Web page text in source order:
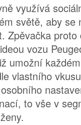
využívá
světě, aby se
Zpěvačka proto
vozu
umožní
vlastního
to vše v